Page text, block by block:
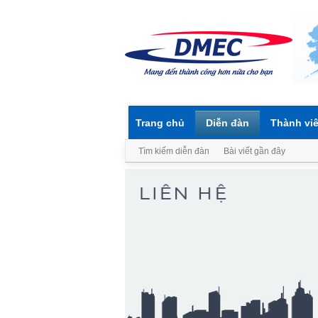
Trang chủ Diễn đàn
Tìm kiếm diễn đàn Bài viết gần đây
Thành